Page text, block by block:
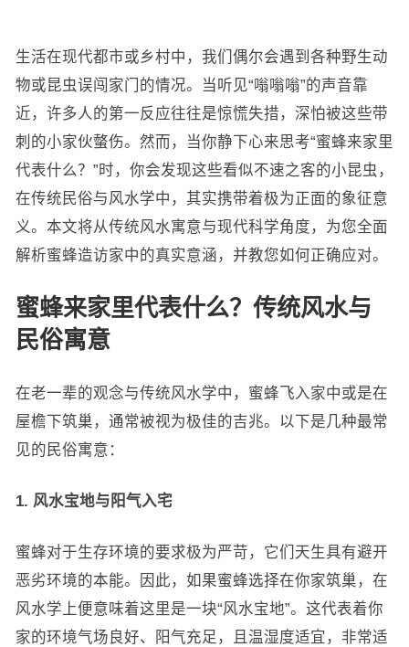
生活在现代都市或乡村中，我们偶尔会遇到各种野生动
物或昆虫误闯家门的情况。当听见“嗡嗡嗡”的声音靠
近，许多人的第一反应往往是惊慌失措，深怕被这些带
刺的小家伙螫伤。然而，当你静下心来思考“蜜蜂来家里
代表什么？”时，你会发现这些看似不速之客的小昆虫，
在传统民俗与风水学中，其实携带着极为正面的象征意
义。本文将从传统风水寓意与现代科学角度，为您全面
解析蜜蜂造访家中的真实意涵，并教您如何正确应对。
蜜蜂来家里代表什么？传统风水与
民俗寓意
在老一辈的观念与传统风水学中，蜜蜂飞入家中或是在
屋檐下筑巢，通常被视为极佳的吉兆。以下是几种最常
见的民俗寓意：
1. 风水宝地与阳气入宅
蜜蜂对于生存环境的要求极为严苛，它们天生具有避开
恶劣环境的本能。因此，如果蜜蜂选择在你家筑巢，在
风水学上便意味着这里是一块“风水宝地”。这代表着你
家的环境气场良好、阳气充足，且温湿度适宜，非常适